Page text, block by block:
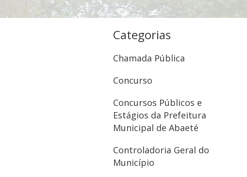
Categorias
Chamada Pública
Concurso
Concursos Públicos e
Estágios da Prefeitura
Municipal de Abaeté
Controladoria Geral do
Município